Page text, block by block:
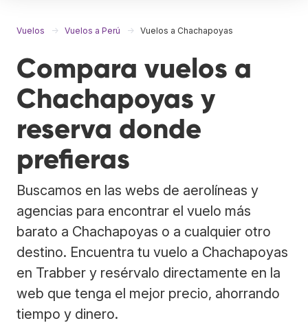
Vuelos Vuelos a Perú Vuelos a Chachapoyas
Compara vuelos a
Chachapoyas y
reserva donde
prefieras
Buscamos en las webs de aerolíneas y
agencias para encontrar el vuelo más
barato a Chachapoyas o a cualquier otro
destino. Encuentra tu vuelo a Chachapoyas
en Trabber y resérvalo directamente en la
web que tenga el mejor precio, ahorrando
tiempo y dinero.